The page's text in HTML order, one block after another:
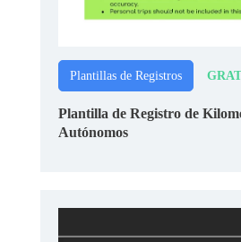
Plantillas de Registros
Plantilla de Registro de
Autónomos